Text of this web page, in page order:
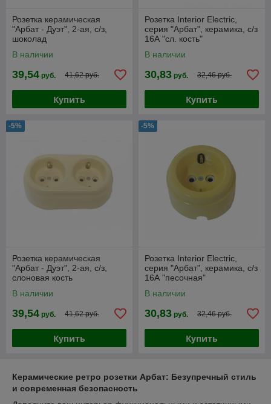
Розетка керамическая
"Арбат - Дуэт", 2-ая, с/з,
шоколад
В наличии
39,54 руб. 41,62 руб.
Купить
Розетка Interior Electric,
серия "Арбат", керамика, с/з
16А "сл. кость"
В наличии
30,83 руб. 32,46 руб.
Купить
-5%
Розетка керамическая
"Арбат - Дуэт", 2-ая, с/з,
слоновая кость
В наличии
39,54 руб. 41,62 руб.
Купить
-5%
Розетка Interior Electric,
серия "Арбат", керамика, с/з
16А "песочная"
В наличии
30,83 руб. 32,46 руб.
Купить
Керамические ретро розетки Арбат: Безупречный стиль
и современная безопасность